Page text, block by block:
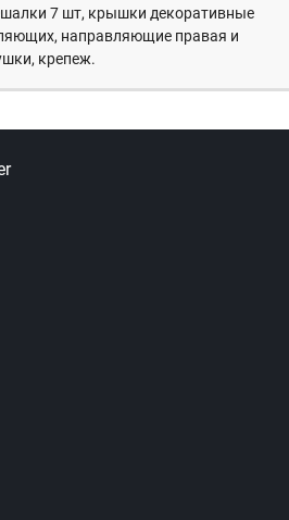
7 шт, крышки декоративные
направляющие правая и
крепеж.